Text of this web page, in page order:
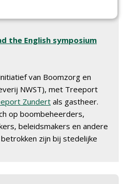
symposiumbrochure
the English symposium
van Boomzorg en
NWST), met Treeport
Zundertals gastheer.
op boombeheerders,
beleidsmakers en andere
zijn bij stedelijke